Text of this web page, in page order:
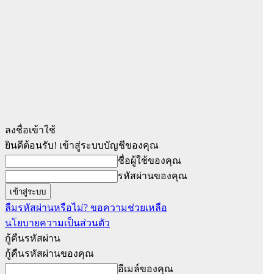
ลงชื่อเข้าใช้
ยินดีต้อนรับ! เข้าสู่ระบบบัญชีของคุณ
ชื่อผู้ใช้ของคุณ
รหัสผ่านของคุณ
ลืมรหัสผ่านหรือไม่? ขอความช่วยเหลือ
นโยบายความเป็นส่วนตัว
กู้คืนรหัสผ่าน
กู้คืนรหัสผ่านของคุณ
อีเมล์ของคุณ